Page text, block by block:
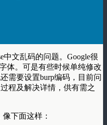
中文乱码的问题。Google很
体。可是有些时候单纯修改
需要设置burp编码，目前问
程及解决详情，供有需之
像下面这样：